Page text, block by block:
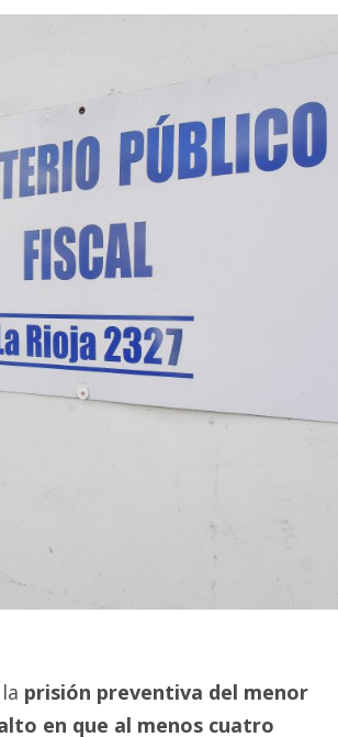
prisión preventiva del menor
en que al menos cuatro